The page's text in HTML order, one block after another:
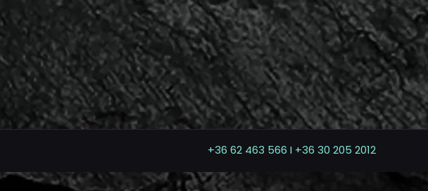
+36 62 463 566 I +36 30 205 2012